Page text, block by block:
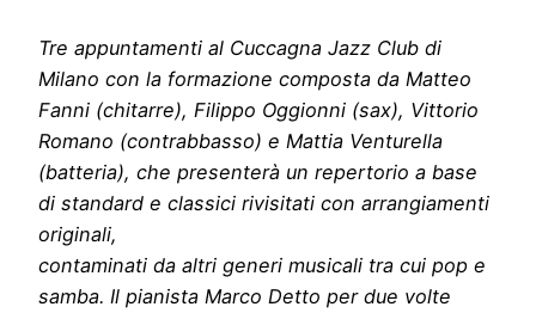
Tre appuntamenti al Cuccagna Jazz Club di
Milano con la formazione composta da Matteo
Fanni (chitarre), Filippo Oggionni (sax), Vittorio
Romano (contrabbasso) e Mattia Venturella
(batteria), che presenterà un repertorio a base
di standard e classici rivisitati con arrangiamenti
originali,
contaminati da altri generi musicali tra cui pop e
samba. Il pianista Marco Detto per due volte